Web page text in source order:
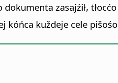
zasajźił,
kóńca kuždeje cele